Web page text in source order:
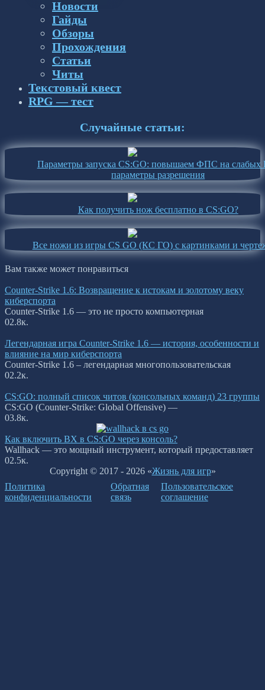
Новости
Гайды
Обзоры
Прохождения
Статьи
Читы
Текстовый квест
RPG — тест
Случайные статьи:
Параметры запуска CS:GO: повышаем ФПС на
параметры разрешения
Как получить нож бесплатно в CS:GO?
Все ножи из игры CS GO (КС ГО) с картинками и
Вам также может понравиться
Counter-Strike 1.6: Возвращение к истокам и золотому веку
киберспорта
Counter-Strike 1.6 — это не просто компьютерная
02.8к.
Легендарная игра Counter-Strike 1.6 — история, особенности и
влияние на мир киберспорта
Counter-Strike 1.6 – легендарная многопользовательская
02.2к.
CS:GO: полный список читов (консольных команд) 23 группы
CS:GO (Counter-Strike: Global Offensive) —
03.8к.
Как включить ВХ в CS:GO через консоль?
Wallhack — это мощный инструмент, который предоставляет
02.5к.
Copyright © 2017 - 2026 «Жизнь для игр»
Политика
конфиденциальности
Обратная
связь
Пользовательское
соглашение